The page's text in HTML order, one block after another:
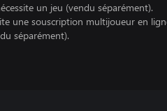
un jeu (vendu séparément).
une souscription multijoueur en
séparément).